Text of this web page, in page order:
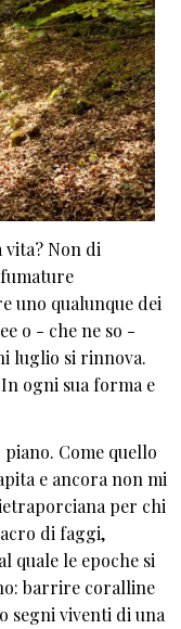
vita? Non di
uno qualunque dei
o - che ne so -
luglio si rinnova.
ogni sua forma e
Come quello
e ancora non mi
per chi
di faggi,
quale le epoche si
barrire coralline
segni viventi di una